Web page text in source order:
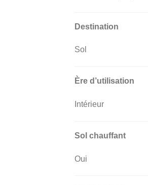
Destination
Sol
Ère d’utilisation
Intérieur
Sol chauffant
Oui